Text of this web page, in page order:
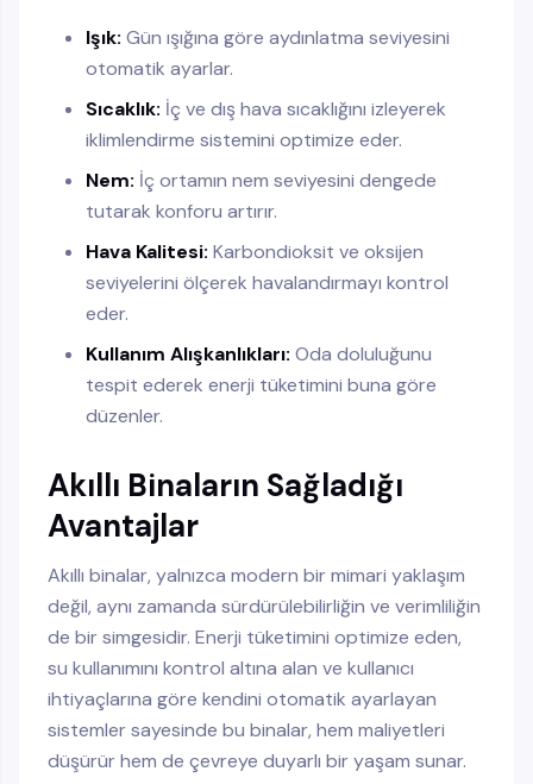
Işık: Gün ışığına göre aydınlatma seviyesini
otomatik ayarlar.
Sıcaklık: İç ve dış hava sıcaklığını izleyerek
iklimlendirme sistemini optimize eder.
Nem: İç ortamın nem seviyesini dengede
tutarak konforu artırır.
Hava Kalitesi: Karbondioksit ve oksijen
seviyelerini ölçerek havalandırmayı kontrol
eder.
Kullanım Alışkanlıkları: Oda doluluğunu
tespit ederek enerji tüketimini buna göre
düzenler.
Akıllı Binaların Sağladığı
Avantajlar
Akıllı binalar, yalnızca modern bir mimari yaklaşım
değil, aynı zamanda sürdürülebilirliğin ve verimliliğin
de bir simgesidir. Enerji tüketimini optimize eden,
su kullanımını kontrol altına alan ve kullanıcı
ihtiyaçlarına göre kendini otomatik ayarlayan
sistemler sayesinde bu binalar, hem maliyetleri
düşürür hem de çevreye duyarlı bir yaşam sunar.